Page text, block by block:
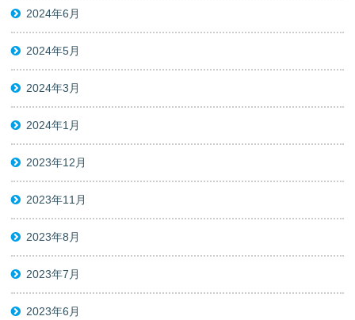
2024年6月
2024年5月
2024年3月
2024年1月
2023年12月
2023年11月
2023年8月
2023年7月
2023年6月